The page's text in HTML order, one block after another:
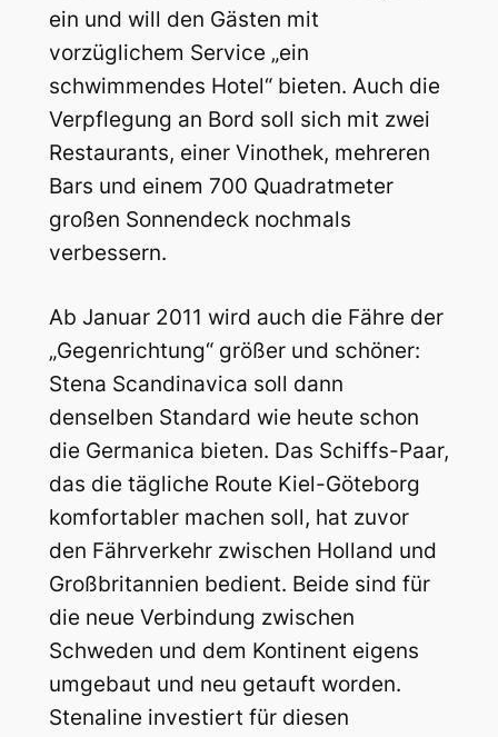
ein und will den Gästen mit
vorzüglichem Service „ein
schwimmendes Hotel“ bieten. Auch die
Verpflegung an Bord soll sich mit zwei
Restaurants, einer Vinothek, mehreren
Bars und einem 700 Quadratmeter
großen Sonnendeck nochmals
verbessern.
Ab Januar 2011 wird auch die Fähre der
„Gegenrichtung“ größer und schöner:
Stena Scandinavica soll dann
denselben Standard wie heute schon
die Germanica bieten. Das Schiffs-Paar,
das die tägliche Route Kiel-Göteborg
komfortabler machen soll, hat zuvor
den Fährverkehr zwischen Holland und
Großbritannien bedient. Beide sind für
die neue Verbindung zwischen
Schweden und dem Kontinent eigens
umgebaut und neu getauft worden.
Stenaline investiert für diesen